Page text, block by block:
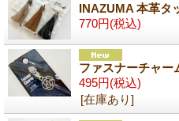
INAZUMA 本革タ
770円(税込)
ファスナーチャー
495円(税込)
[在庫あり]